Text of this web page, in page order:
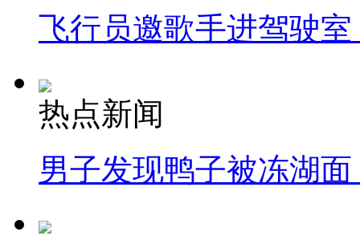
飞行员邀歌手进驾驶
热点新闻
男子发现鸭子被冻湖